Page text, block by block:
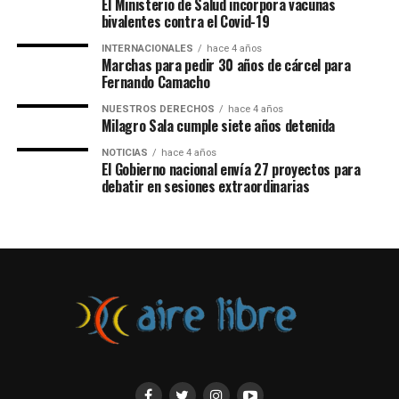
Defendamos la Educación
Secundaria
pic.twitter.com/kBF3BXoEkU
— Amsafe Rosario (@RosarioAmsafe)November 22, 2022
El Ministerio de Salud incorpora vacunas
bivalentes contra el Covid-19
INTERNACIONALES hace 4 años
Marchas para pedir 30 años de cárcel para
Fernando Camacho
NUESTROS DERECHOS hace 4 años
Milagro Sala cumple siete años detenida
NOTICIAS hace 4 años
El Gobierno nacional envía 27 proyectos para
debatir en sesiones extraordinarias